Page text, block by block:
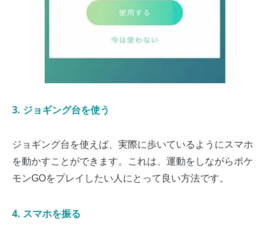
3. ジョギング台を使う
ジョギング台を使えば、実際に歩いているようにスマホ
を動かすことができます。これは、運動をしながらポケ
モンGOをプレイしたい人にとって良い方法です。
4. スマホを振る